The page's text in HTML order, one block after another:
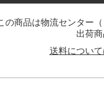
の商品は物流センター
出荷
送料につい